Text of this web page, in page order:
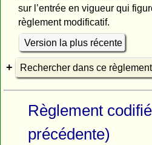
sur l’entrée en vigueur qui
règlement modificatif.
Version la plus récente
Rechercher dans ce règlement
Règlement
précédente)